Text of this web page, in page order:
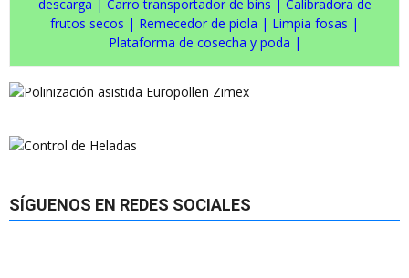
descarga | Carro transportador de bins | Calibradora de
frutos secos | Remecedor de piola | Limpia fosas |
Plataforma de cosecha y poda |
SÍGUENOS EN REDES SOCIALES